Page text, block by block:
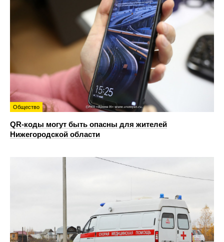
Общество
QR-коды могут быть опасны для жителей
Нижегородской области